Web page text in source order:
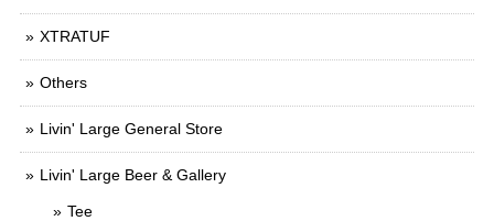
XTRATUF
Others
Livin' Large General Store
Livin' Large Beer & Gallery
Tee